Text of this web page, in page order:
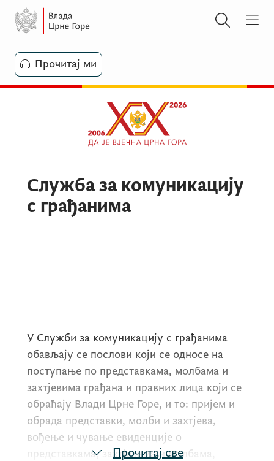
Прочитај ми
Служба за комуникацију
с грађанима
У Служби за комуникацију с грађанима
обављају се послови који се односе на
поступање по представкама, молбама и
захтјевима грађана и правних лица који се
обраћају Влади Црне Горе, и то: пријем и
обрада представки, молби и захтјева,
вођење и чување евиденције о
представкама, захтјевима и молбама,
Прочитај све